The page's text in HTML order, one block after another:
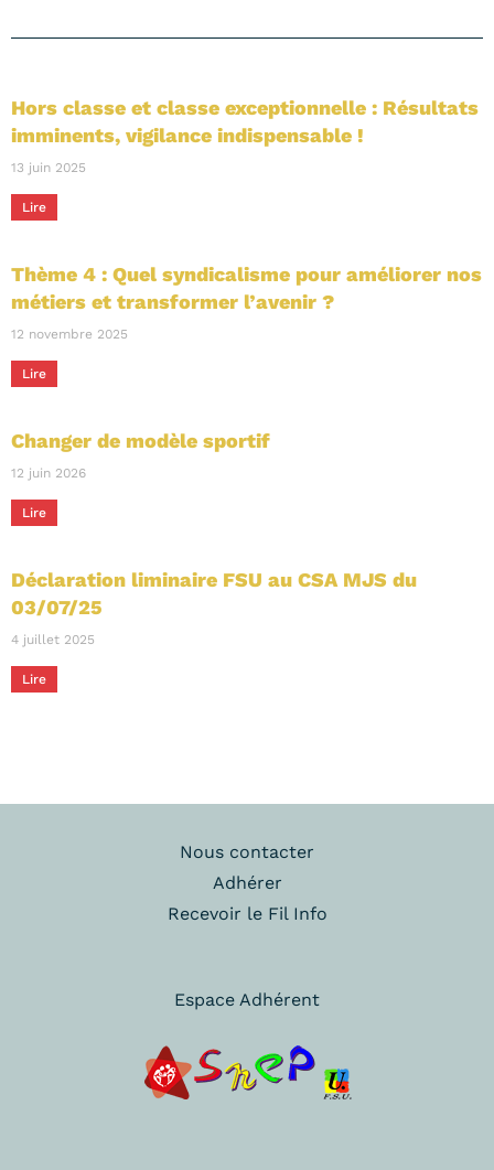
Hors classe et classe exceptionnelle : Résultats
imminents, vigilance indispensable !
13 juin 2025
Lire
Thème 4 : Quel syndicalisme pour améliorer nos
métiers et transformer l’avenir ?
12 novembre 2025
Lire
Changer de modèle sportif
12 juin 2026
Lire
Déclaration liminaire FSU au CSA MJS du
03/07/25
4 juillet 2025
Lire
Nous contacter
Adhérer
Recevoir le Fil Info
Espace Adhérent